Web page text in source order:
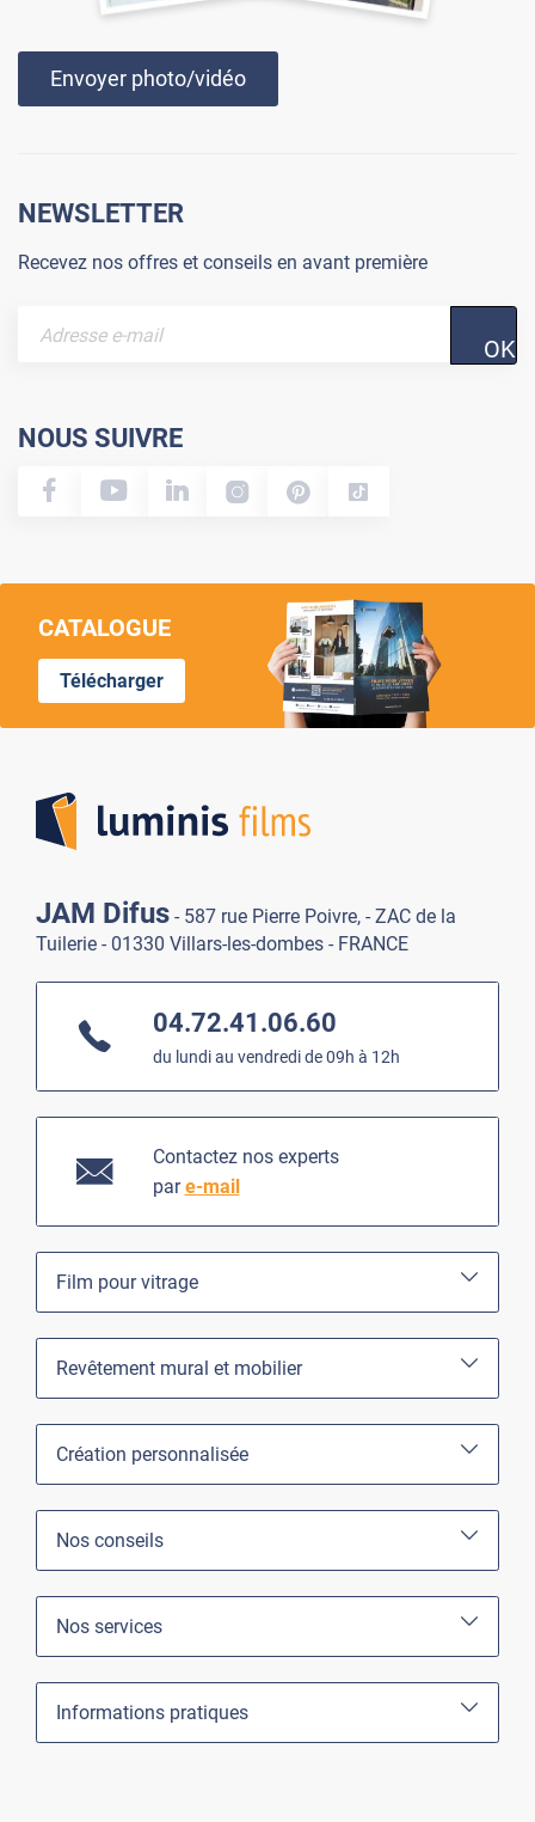
Envoyer photo/vidéo
NEWSLETTER
Recevez nos offres et conseils en avant première
OK
NOUS SUIVRE
CATALOGUE
Télécharger
JAM Difus - 587 rue Pierre Poivre, - ZAC de la
Tuilerie - 01330 Villars-les-dombes - FRANCE
04.72.41.06.60
du lundi au vendredi de 09h à 12h
Contactez nos experts
pare-mail
Film pour vitrage
Revêtement mural et mobilier
Création personnalisée
Nos conseils
Nos services
Informations pratiques